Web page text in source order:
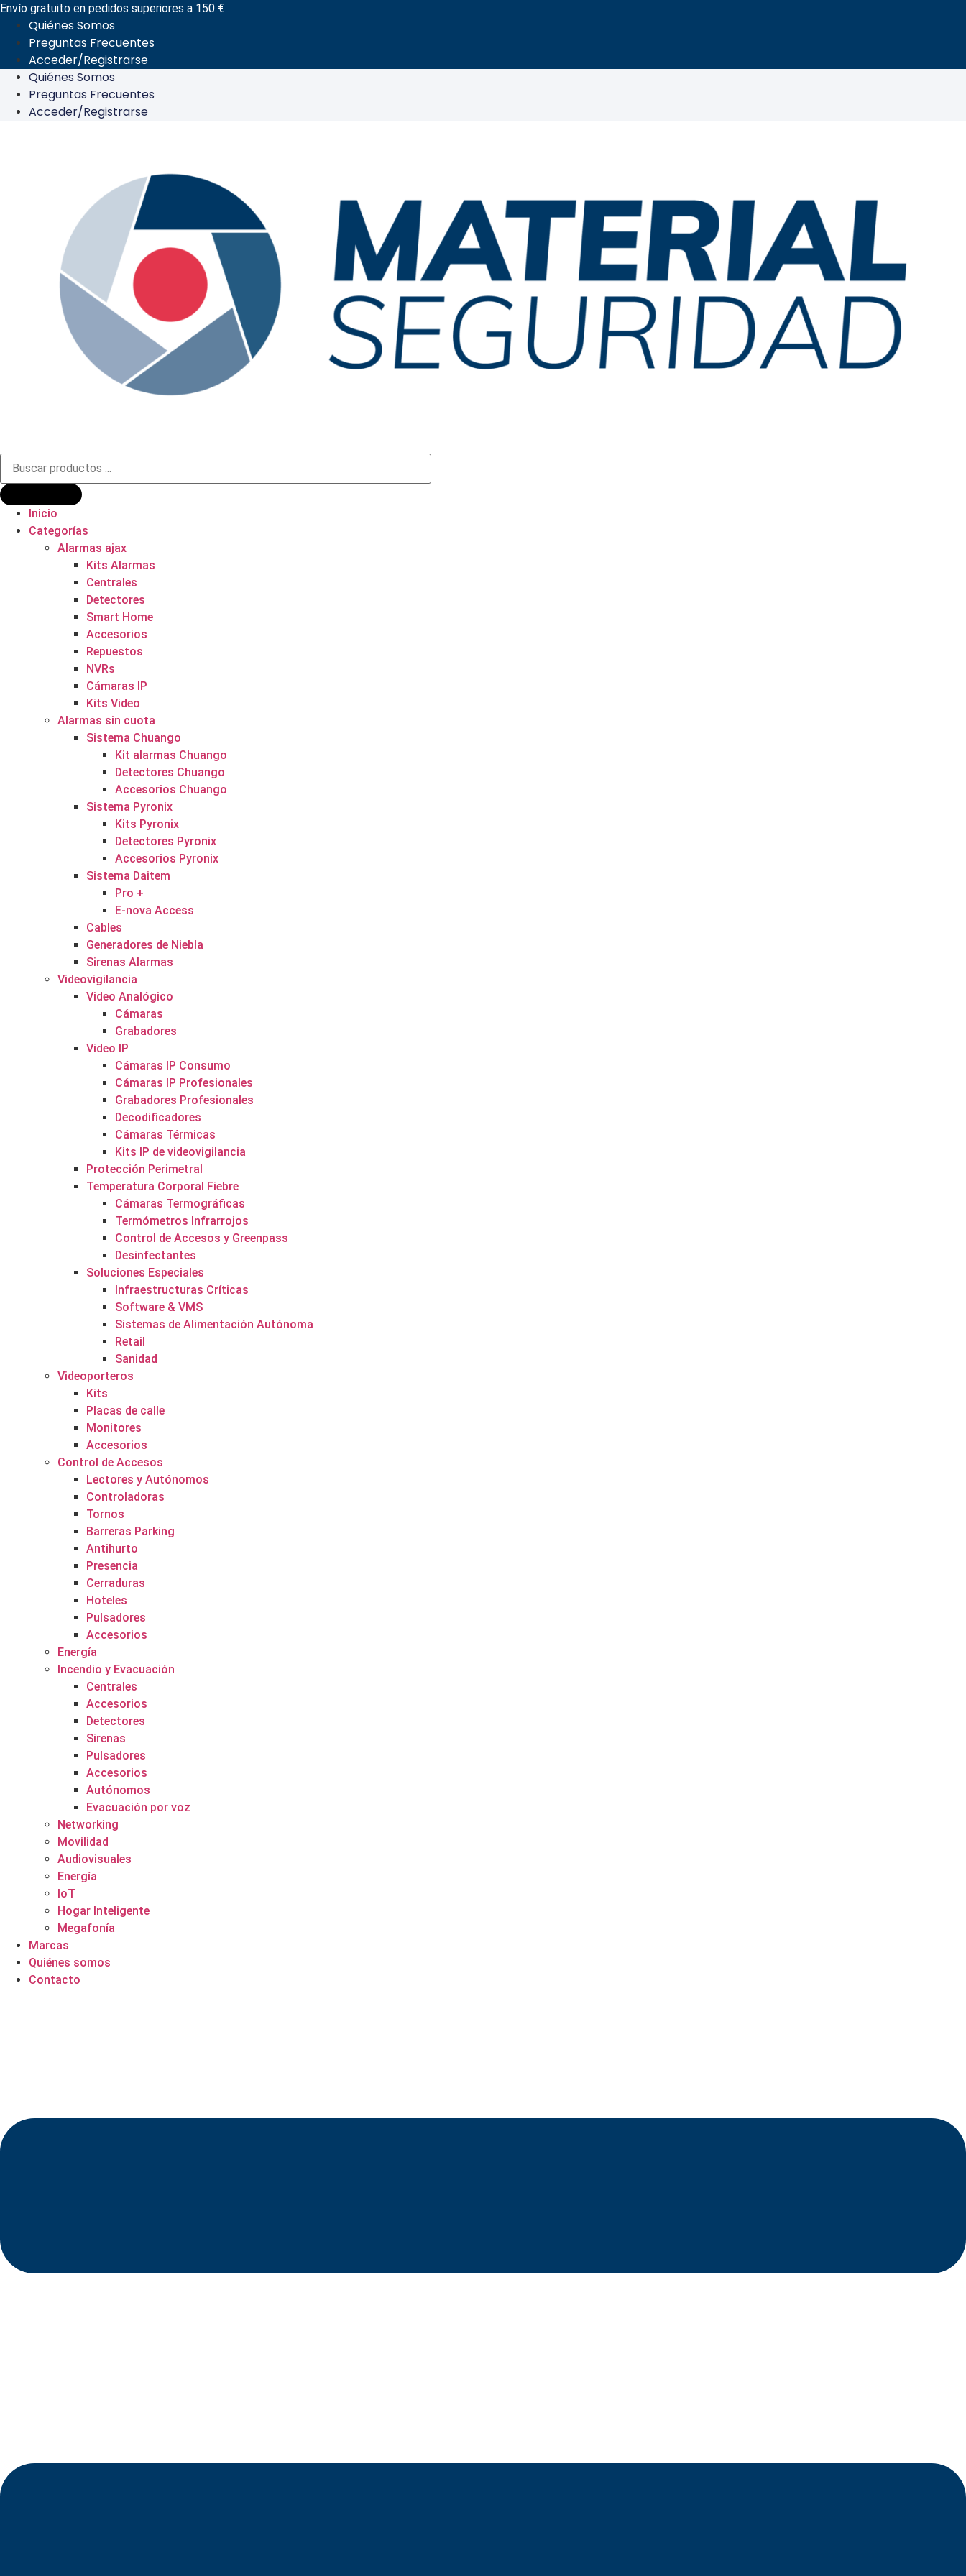
Ir
contenido
Envío gratuito en pedidos superiores a 150 €
Quiénes Somos
Preguntas Frecuentes
Acceder/Registrarse
Quiénes Somos
Preguntas Frecuentes
Acceder/Registrarse
Búsqueda
productos
Inicio
Categorías
Alarmas ajax
Kits Alarmas
Centrales
Detectores
Smart Home
Accesorios
Repuestos
NVRs
Cámaras IP
Kits Video
Alarmas sin cuota
Sistema Chuango
Kit alarmas Chuango
Detectores Chuango
Accesorios Chuango
Sistema Pyronix
Kits Pyronix
Detectores Pyronix
Accesorios Pyronix
Sistema Daitem
Pro +
E-nova Access
Cables
Generadores de Niebla
Sirenas Alarmas
Videovigilancia
Video Analógico
Cámaras
Grabadores
Video IP
Cámaras IP Consumo
Cámaras IP Profesionales
Grabadores Profesionales
Decodificadores
Cámaras Térmicas
Kits IP de videovigilancia
Protección Perimetral
Temperatura Corporal Fiebre
Cámaras Termográficas
Termómetros Infrarrojos
Control de Accesos y Greenpass
Desinfectantes
Soluciones Especiales
Infraestructuras Críticas
Software & VMS
Sistemas de Alimentación Autónoma
Retail
Sanidad
Videoporteros
Kits
Placas de calle
Monitores
Accesorios
Control de Accesos
Lectores y Autónomos
Controladoras
Tornos
Barreras Parking
Antihurto
Presencia
Cerraduras
Hoteles
Pulsadores
Accesorios
Energía
Incendio y Evacuación
Centrales
Accesorios
Detectores
Sirenas
Pulsadores
Accesorios
Autónomos
Evacuación por voz
Networking
Movilidad
Audiovisuales
Energía
IoT
Hogar Inteligente
Megafonía
Marcas
Quiénes somos
Contacto